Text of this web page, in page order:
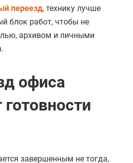
переезд, технику лучше
блок работ, чтобы не
архивом и личными
офиса
готовности
завершенным не тогда,